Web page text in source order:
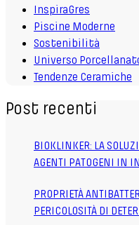
InspiraGres
Piscine Moderne
Sostenibilità
Universo
Tendenze Ceramiche
Post recenti
BIOKLINKER: LA
AGENTI PATOGENI IN
PROPRIETÀ
PERICOLOSITÀ DI